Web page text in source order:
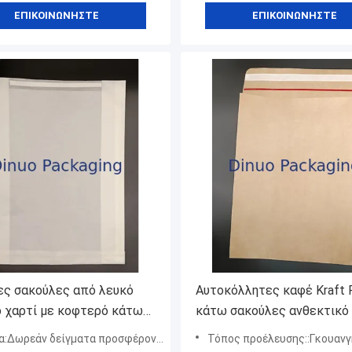
ΕΠΙΚΟΙΝΩΝΉΣΤΕ ΕΠΙΚΟΙΝΩΝΉΣΤΕ
σακούλες από λευκό
χαρτί με κοφτερό κάτω
φιλικές
προσφέρονται, για εξατομικευμένα δείγματα, 7-10 ημέρες μπορεί να είναι έτοιμο
Αυτοκόλλητες καφέ Kraft
κάτω σακούλες ανθεκτικό
προς το περιβάλλον
Τόπος